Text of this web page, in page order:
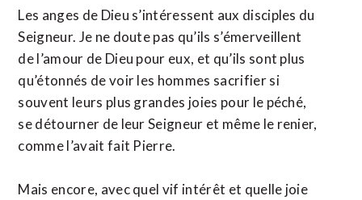
Les anges de Dieu s’intéressent aux disciples du
Seigneur. Je ne doute pas qu’ils s’émerveillent
de l’amour de Dieu pour eux, et qu’ils sont plus
qu’étonnés de voir les hommes sacrifier si
souvent leurs plus grandes joies pour le péché,
se détourner de leur Seigneur et même le renier,
comme l’avait fait Pierre.
Mais encore, avec quel vif intérêt et quelle joie